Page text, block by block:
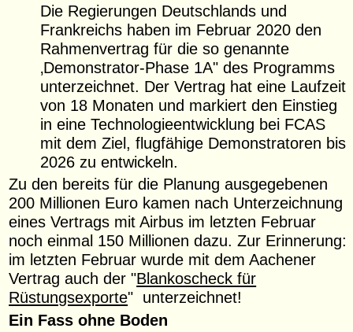
Die Regierungen Deutschlands und
Frankreichs haben im Februar 2020 den
Rahmenvertrag für die so genannte
‚Demonstrator-Phase 1A" des Programms
unterzeichnet. Der Vertrag hat eine Laufzeit
von 18 Monaten und markiert den Einstieg
in eine Technologieentwicklung bei FCAS
mit dem Ziel, flugfähige Demonstratoren bis
2026 zu entwickeln.
Zu den bereits für die Planung ausgegebenen
200 Millionen Euro kamen nach Unterzeichnung
eines Vertrags mit Airbus im letzten Februar
noch einmal 150 Millionen dazu. Zur Erinnerung:
im letzten Februar wurde mit dem Aachener
Vertrag auch der "Blankoscheck für
Rüstungsexporte" unterzeichnet!
Ein Fass ohne Boden